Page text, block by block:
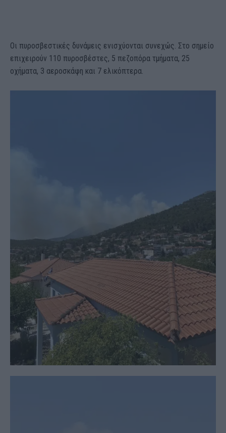
Οι πυροσβεστικές δυνάμεις ενισχύονται συνεχώς. Στο σημείο
επιχειρούν 110 πυροσβέστες, 5 πεζοπόρα τμήματα, 25
οχήματα, 3 αεροσκάφη και 7 ελικόπτερα.